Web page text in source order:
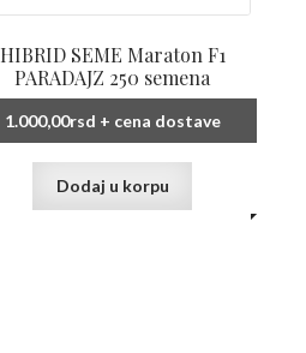
HIBRID SEME Maraton F1
PARADAJZ 250 semena
1.000,00rsd + cena dostave
Dodaj u korpu